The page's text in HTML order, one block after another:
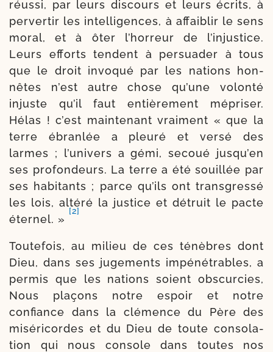
réus­si, par leurs dis­cours et leurs écrits, à
per­ver­tir les intelli­gences, à affai­blir le sens
moral, et à ôter l’horreur de l’injustice.
Leurs efforts tendent à per­sua­der à tous
que le droit invo­qué par les nations hon­
nêtes n’est autre chose qu’une volon­té
injuste qu’il faut entiè­re­ment mépri­ser.
Hélas ! c’est main­te­nant vrai­ment « que la
terre ébran­lée a pleu­ré et ver­sé des
larmes ; l’univers a gémi, secoué jusqu’en
ses pro­fon­deurs. La terre a été souillée par
ses habi­tants ; parce qu’ils ont trans­gres­sé
les lois, alté­ré la jus­tice et détruit le pacte
éter­nel. »
[2]
Toutefois, au milieu de ces ténèbres dont
Dieu, dans ses juge­ments impé­né­trables, a
per­mis que les nations soient obs­cur­cies,
Nous pla­çons notre espoir et notre
confiance dans la clé­mence du Père des
misé­ri­cordes et du Dieu de toute conso­la­
tion qui nous console dans toutes nos